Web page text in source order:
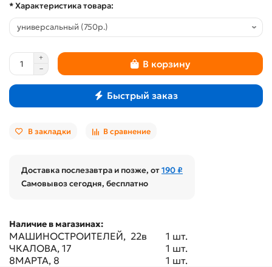
* Характеристика товара:
В корзину
Быстрый заказ
В закладки В сравнение
Доставка послезавтра и позже, от190 ₽
Самовывоз сегодня, бесплатно
Наличие в магазинах:
МАШИНОСТРОИТЕЛЕЙ, 22в
1 шт.
ЧКАЛОВА, 17
1 шт.
8МАРТА, 8
1 шт.